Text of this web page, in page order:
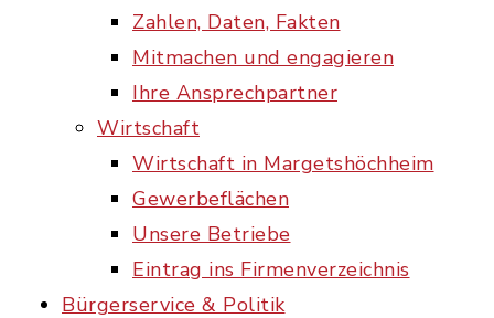
Zahlen, Daten, Fakten
Mitmachen und engagieren
Ihre Ansprechpartner
Wirtschaft
Wirtschaft in Margetshöchheim
Gewerbeflächen
Unsere Betriebe
Eintrag ins Firmenverzeichnis
Bürgerservice & Politik